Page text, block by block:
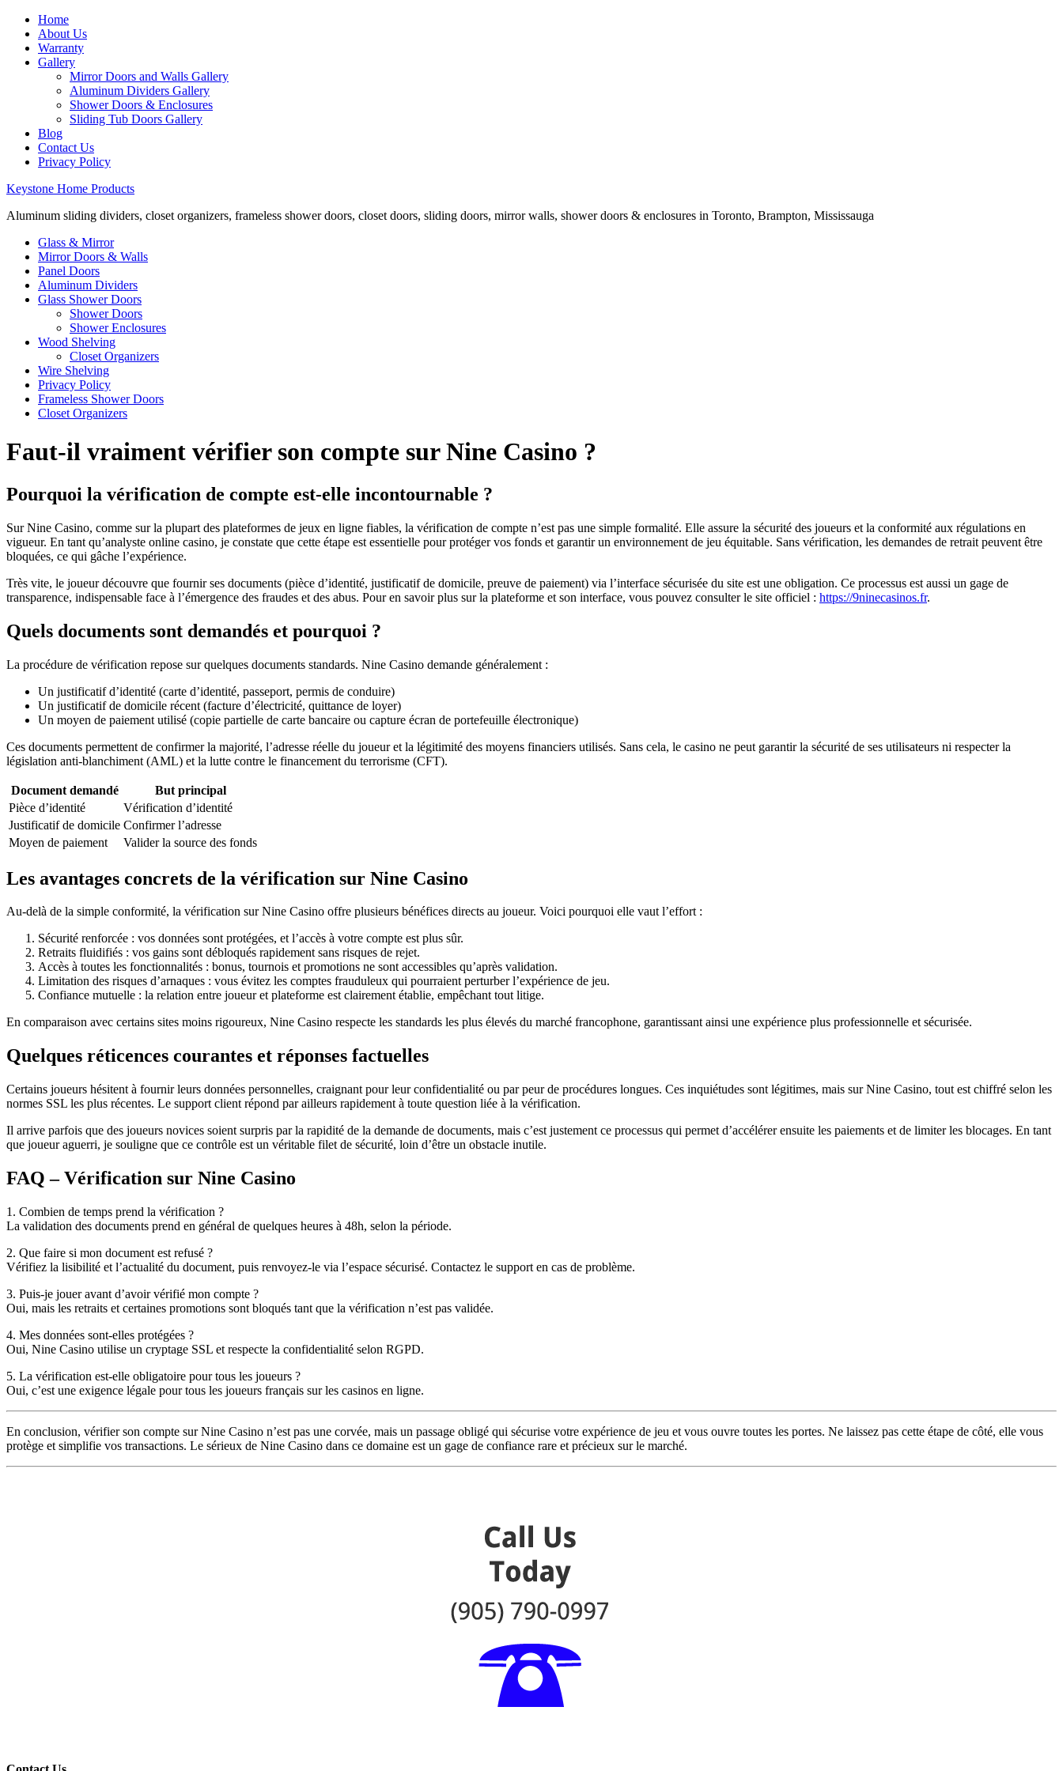
Home
About Us
Warranty
Gallery
Mirror Doors and Walls Gallery
Aluminum Dividers Gallery
Shower Doors & Enclosures
Sliding Tub Doors Gallery
Blog
Contact Us
Privacy Policy
Keystone Home Products
Aluminum sliding dividers, closet organizers, frameless shower doors, closet doors, sliding doors, mirror walls, shower doors & enclosures in Toronto, Brampton, Mississauga
Glass & Mirror
Mirror Doors & Walls
Panel Doors
Aluminum Dividers
Glass Shower Doors
Shower Doors
Shower Enclosures
Wood Shelving
Closet Organizers
Wire Shelving
Privacy Policy
Frameless Shower Doors
Closet Organizers
Faut-il vraiment vérifier son compte sur Nine Casino ?
Pourquoi la vérification de compte est-elle incontournable ?
Sur Nine Casino, comme sur la plupart des plateformes de jeux en ligne fiables, la vérification de compte n’est pas une simple formalité. Elle assure la sécurité des joueurs et la conformité aux régulations en
vigueur. En tant qu’analyste online casino, je constate que cette étape est essentielle pour protéger vos fonds et garantir un environnement de jeu équitable. Sans vérification, les demandes de retrait peuvent être
bloquées, ce qui gâche l’expérience.
Très vite, le joueur découvre que fournir ses documents (pièce d’identité, justificatif de domicile, preuve de paiement) via l’interface sécurisée du site est une obligation. Ce processus est aussi un gage de
transparence, indispensable face à l’émergence des fraudes et des abus. Pour en savoir plus sur la plateforme et son interface, vous pouvez consulter le site officiel : https://9ninecasinos.fr.
Quels documents sont demandés et pourquoi ?
La procédure de vérification repose sur quelques documents standards. Nine Casino demande généralement :
Un justificatif d’identité (carte d’identité, passeport, permis de conduire)
Un justificatif de domicile récent (facture d’électricité, quittance de loyer)
Un moyen de paiement utilisé (copie partielle de carte bancaire ou capture écran de portefeuille électronique)
Ces documents permettent de confirmer la majorité, l’adresse réelle du joueur et la légitimité des moyens financiers utilisés. Sans cela, le casino ne peut garantir la sécurité de ses utilisateurs ni respecter la
législation anti-blanchiment (AML) et la lutte contre le financement du terrorisme (CFT).
Document demandé
But principal
Pièce d’identité
Vérification d’identité
Justificatif de domicile Confirmer l’adresse
Moyen de paiement
Valider la source des fonds
Les avantages concrets de la vérification sur Nine Casino
Au-delà de la simple conformité, la vérification sur Nine Casino offre plusieurs bénéfices directs au joueur. Voici pourquoi elle vaut l’effort :
Sécurité renforcée : vos données sont protégées, et l’accès à votre compte est plus sûr.
Retraits fluidifiés : vos gains sont débloqués rapidement sans risques de rejet.
Accès à toutes les fonctionnalités : bonus, tournois et promotions ne sont accessibles qu’après validation.
Limitation des risques d’arnaques : vous évitez les comptes frauduleux qui pourraient perturber l’expérience de jeu.
Confiance mutuelle : la relation entre joueur et plateforme est clairement établie, empêchant tout litige.
En comparaison avec certains sites moins rigoureux, Nine Casino respecte les standards les plus élevés du marché francophone, garantissant ainsi une expérience plus professionnelle et sécurisée.
Quelques réticences courantes et réponses factuelles
Certains joueurs hésitent à fournir leurs données personnelles, craignant pour leur confidentialité ou par peur de procédures longues. Ces inquiétudes sont légitimes, mais sur Nine Casino, tout est chiffré selon les
normes SSL les plus récentes. Le support client répond par ailleurs rapidement à toute question liée à la vérification.
Il arrive parfois que des joueurs novices soient surpris par la rapidité de la demande de documents, mais c’est justement ce processus qui permet d’accélérer ensuite les paiements et de limiter les blocages. En tant
que joueur aguerri, je souligne que ce contrôle est un véritable filet de sécurité, loin d’être un obstacle inutile.
FAQ – Vérification sur Nine Casino
1. Combien de temps prend la vérification ?
La validation des documents prend en général de quelques heures à 48h, selon la période.
2. Que faire si mon document est refusé ?
Vérifiez la lisibilité et l’actualité du document, puis renvoyez-le via l’espace sécurisé. Contactez le support en cas de problème.
3. Puis-je jouer avant d’avoir vérifié mon compte ?
Oui, mais les retraits et certaines promotions sont bloqués tant que la vérification n’est pas validée.
4. Mes données sont-elles protégées ?
Oui, Nine Casino utilise un cryptage SSL et respecte la confidentialité selon RGPD.
5. La vérification est-elle obligatoire pour tous les joueurs ?
Oui, c’est une exigence légale pour tous les joueurs français sur les casinos en ligne.
En conclusion, vérifier son compte sur Nine Casino n’est pas une corvée, mais un passage obligé qui sécurise votre expérience de jeu et vous ouvre toutes les portes. Ne laissez pas cette étape de côté, elle vous
protège et simplifie vos transactions. Le sérieux de Nine Casino dans ce domaine est un gage de confiance rare et précieux sur le marché.